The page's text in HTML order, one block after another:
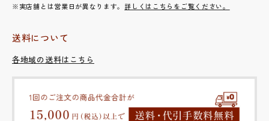
※実店舗とは営業日が異なります。 詳しくはこちらをご覧ください。
送料について
各地域の送料はこちら